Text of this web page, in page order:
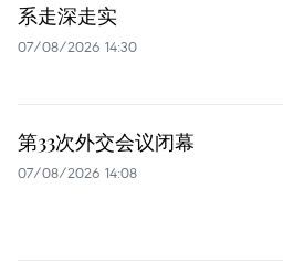
系走深走实
07/08/2026 14:30
第33次外交会议闭幕
07/08/2026 14:08